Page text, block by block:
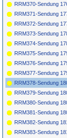
RRM370-Sendung
RRM371-Sendung
RRM372-Sendung
RRM373-Sendung
RRM374-Sendung
RRM375-Sendung
RRM376-Sendung
RRM377-Sendung
RRM378-Sendung
RRM379-Sendung
RRM380-Sendung
RRM381-Sendung
RRM382-Sendung
RRM383-Sendung